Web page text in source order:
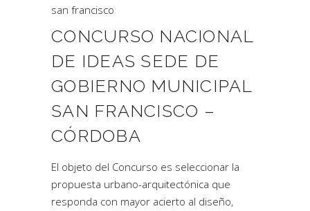
san francisco
CONCURSO NACIONAL
DE IDEAS SEDE DE
GOBIERNO MUNICIPAL
SAN FRANCISCO –
CÓRDOBA
El objeto del Concurso es seleccionar la
propuesta urbano-arquitectónica que
responda con mayor acierto al diseño,